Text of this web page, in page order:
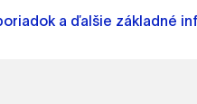
a ďalšie základné